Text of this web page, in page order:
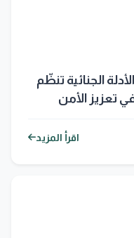
الجنائية تنظّم
تعزيز الأمن
اقرأ المزيد